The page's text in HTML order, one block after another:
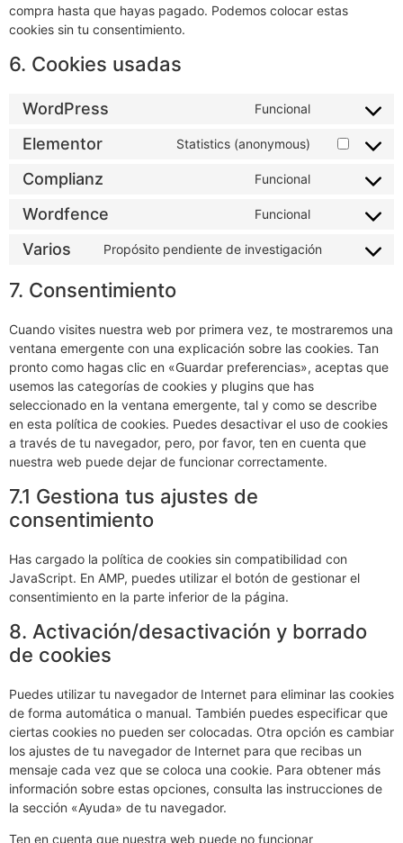
compra hasta que hayas pagado. Podemos colocar estas
cookies sin tu consentimiento.
6. Cookies usadas
WordPress Funcional
Elementor Statistics (anonymous)
Complianz Funcional
Wordfence Funcional
Varios Propósito pendiente de investigación
7. Consentimiento
Cuando visites nuestra web por primera vez, te mostraremos una
ventana emergente con una explicación sobre las cookies. Tan
pronto como hagas clic en «Guardar preferencias», aceptas que
usemos las categorías de cookies y plugins que has
seleccionado en la ventana emergente, tal y como se describe
en esta política de cookies. Puedes desactivar el uso de cookies
a través de tu navegador, pero, por favor, ten en cuenta que
nuestra web puede dejar de funcionar correctamente.
7.1 Gestiona tus ajustes de
consentimiento
Has cargado la política de cookies sin compatibilidad con
JavaScript. En AMP, puedes utilizar el botón de gestionar el
consentimiento en la parte inferior de la página.
8. Activación/desactivación y borrado
de cookies
Puedes utilizar tu navegador de Internet para eliminar las cookies
de forma automática o manual. También puedes especificar que
ciertas cookies no pueden ser colocadas. Otra opción es cambiar
los ajustes de tu navegador de Internet para que recibas un
mensaje cada vez que se coloca una cookie. Para obtener más
información sobre estas opciones, consulta las instrucciones de
la sección «Ayuda» de tu navegador.
Ten en cuenta que nuestra web puede no funcionar